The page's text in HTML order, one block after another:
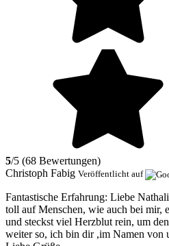
5/5 (68 Bewertungen)
Christoph Fabig Veröffentlicht auf
Fantastische Erfahrung: Liebe
toll auf Menschen, wie auch bei mir,
und steckst viel Herzblut rein, um
weiter so, ich bin dir ,im Namen von